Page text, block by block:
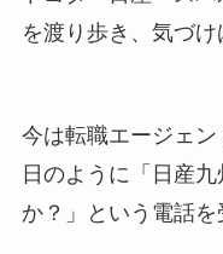
を渡り歩き、気づけ
今は転職エージェ
日のように「日産
か？」という電話を